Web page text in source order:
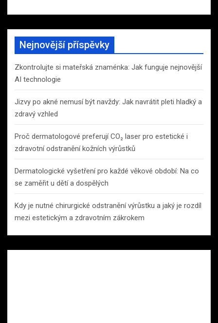
Nejnovější příspěvky
Zkontrolujte si mateřská znaménka: Jak funguje nejnovější
AI technologie
Jizvy po akné nemusí být navždy: Jak navrátit pleti hladký a
zdravý vzhled
Proč dermatologové preferují CO₂ laser pro estetické i
zdravotní odstranění kožních výrůstků
Dermatologické vyšetření pro každé věkové období: Na co
se zaměřit u dětí a dospělých
Kdy je nutné chirurgické odstranění výrůstku a jaký je rozdíl
mezi estetickým a zdravotním zákrokem